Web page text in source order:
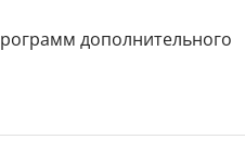
дополнительного